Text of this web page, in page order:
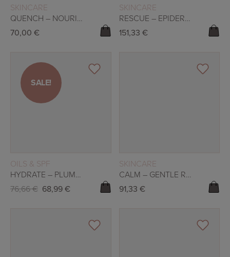
READ MORE
SKINCARE
QUENCH – NOURISHING MOISTURIZER 50ML
70,00 €
READ MORE
SKINCARE
RESCUE – EPIDERMAL REPAIR SERUM
151,33 €
SALE!
SALE!
READ MORE
OILS & SPF
HYDRATE – PLUMPING MOISTURIZER
76,66€ 68,99€
READ MORE
SKINCARE
CALM – GENTLE RETINAL SERUM
91,33 €